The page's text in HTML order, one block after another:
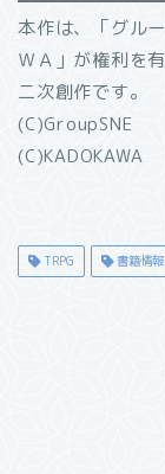
本作は、「グル
ＷＡ」が権利を
二次創作です。
(C)GroupSNE
(C)KADOKAWA
TRPG 書籍情報